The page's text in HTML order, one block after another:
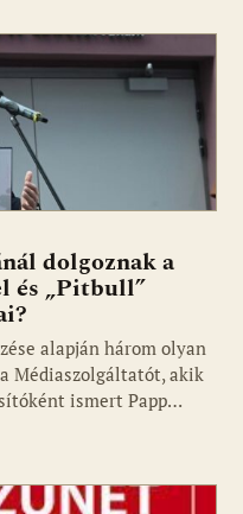
dolgoznak a
és „Pitbull”
alapján három olyan
Médiaszolgáltatót, akik
ismert Papp…